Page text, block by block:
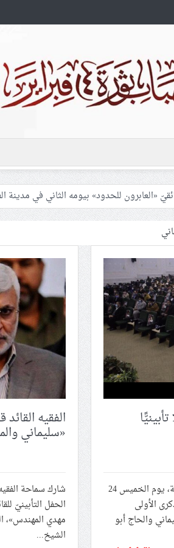
ضمن المخطوفين من «أسطول الصمود
بالمؤبّد على معتقلين سياسيّين.. و«حمد
النظام الخليفيّ يمنع صلاة الجمعة في
في «أسطول الصّمود»
يسمّى بـ«السجون المفتوحة»
«أسطول الصمود العالميّ» ويعتقل عددًا من
والصهيونيّة تكشف ازدواجيّة النظام السعوديّ
«العابرون للحدود»
«العابرون للحدود» بيومه الثاني في مدينة
أقامت الجالية البحرانيّة في مدينة قم المقدّسة، يوم الخميس 24
في الذكرى الأولى
والحاج أبو
الفقيه
«سليماني
شارك سماحة
الحفل التأبينيّ
مهدي المهندس»،
الشيخ...